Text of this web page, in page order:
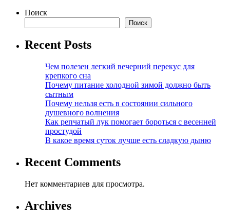
Поиск
Поиск
Recent Posts
Чем полезен легкий вечерний перекус для
крепкого сна
Почему питание холодной зимой должно быть
сытным
Почему нельзя есть в состоянии сильного
душевного волнения
Как репчатый лук помогает бороться с весенней
простудой
В какое время суток лучше есть сладкую дыню
Recent Comments
Нет комментариев для просмотра.
Archives